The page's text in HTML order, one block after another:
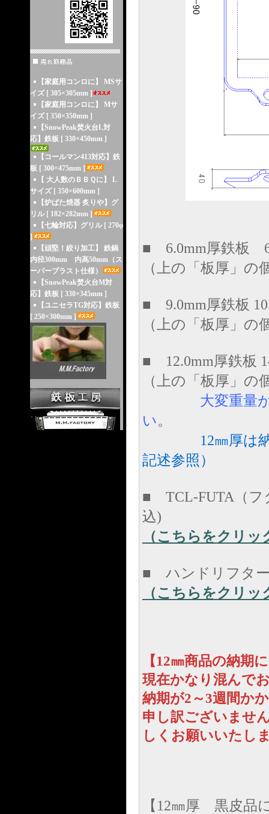
【家庭用コンロに】 MSサ
イズ [ 305×305mm ]
【家庭用コンロに】 Mサ
イズ [ 350×350mm ]
【SnowPeak焚火台L対
応】鉄板 [ 330×450mm ]
【コールマン413対応】鉄
板 [ 300×475mm ]
【 大人数のＢＢＱに】 L
サイズ [ 350×600mm ]
【炉ばた焼器 炙りや】グ
リル [ 182×282mm ]
【七輪対応】グリル [ 270φ
]
【頑堅！絞り加工】 鉄鍋
内径300mm 内高50mm（ス
ーパーブラスト仕様）
【SnowPeak焚火台M対
応】鉄板 [ 330×345mm ]
【ユニセラTG対応】鉄板
[ 250×300mm ]
■ 6.0mm厚鉄板
（上の「板厚」
■ 9.0mm厚鉄板
（上の「板厚」
■ 12.0mm厚鉄板
（上の「板厚」
大変重量
い。
12㎜厚は
記述参照）
■ TCL-FUTA（
込)
（こちらをクリ
■ ハンドリフター
（こちらをクリ
【12㎜商品の納期
現在かなり混んで
納期が2～3週間か
申し訳ございませ
しくお願いいたし
【12㎜厚 黒皮品